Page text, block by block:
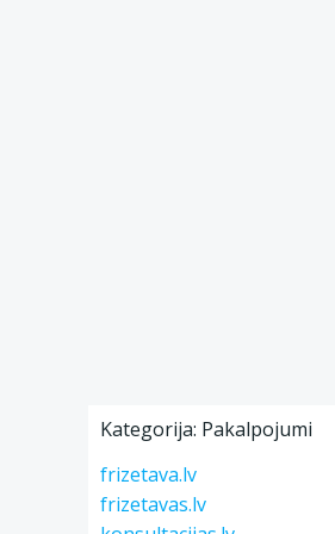
Kategorija: Pakalpojumi
frizetava.lv
frizetavas.lv